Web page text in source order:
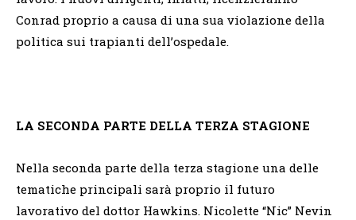
Conrad proprio a causa di una sua violazione della
politica sui trapianti dell’ospedale.
LA SECONDA PARTE DELLA TERZA STAGIONE
Nella seconda parte della terza stagione una delle
tematiche principali sarà proprio il futuro
lavorativo del dottor Hawkins. Nicolette “Nic” Nevin